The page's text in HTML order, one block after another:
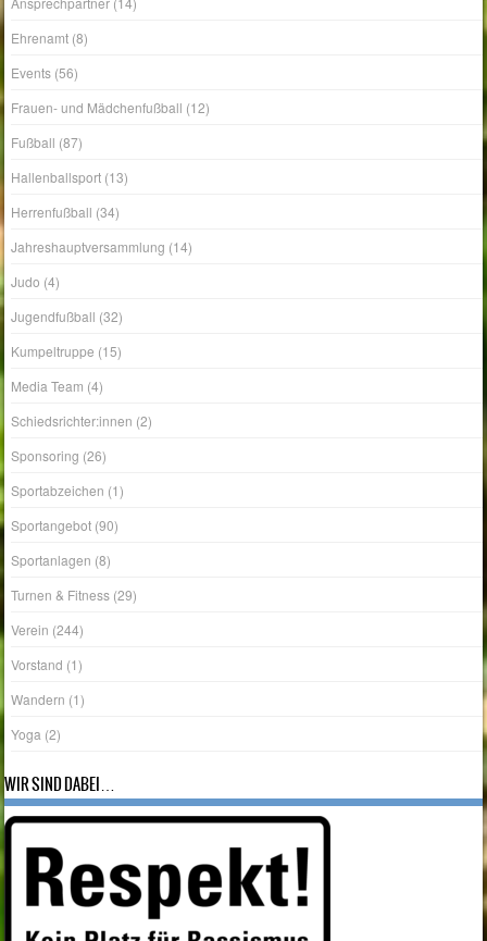
Ehrenamt (8)
Events (56)
Frauen- und Mädchenfußball (12)
Fußball (87)
Hallenballsport (13)
Herrenfußball (34)
Jahreshauptversammlung (14)
Judo (4)
Jugendfußball (32)
Kumpeltruppe (15)
Media Team (4)
Schiedsrichter:innen (2)
Sponsoring (26)
Sportabzeichen (1)
Sportangebot (90)
Sportanlagen (8)
Turnen & Fitness (29)
Verein (244)
Vorstand (1)
Wandern (1)
Yoga (2)
WIR SIND DABEI…